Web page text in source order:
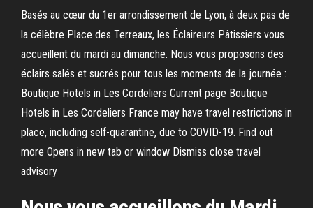
Basés au cœur du 1er arrondissement de Lyon, à deux pas de
la célèbre Place des Terreaux, les Éclaireurs Pâtissiers vous
accueillent du mardi au dimanche. Nous vous proposons des
éclairs salés et sucrés pour tous les moments de la journée :
Boutique Hotels in Les Cordeliers Current page Boutique
Hotels in Les Cordeliers France may have travel restrictions in
place, including self-quarantine, due to COVID-19. Find out
more Opens in new tab or window Dismiss close travel
advisory